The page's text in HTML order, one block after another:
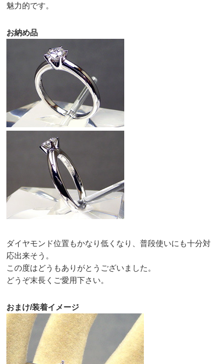
魅力的です。
お納め品
ダイヤモンド位置もかなり低くなり、普段使いにも十分対
応出来そう。
この度はどうもありがとうございました。
どうぞ末長くご愛用下さい。
おまけ/装着イメージ